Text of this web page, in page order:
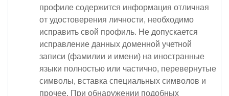
профиле содержится информация отличная
от удостоверения личности, необходимо
исправить свой профиль. Не допускается
исправление данных доменной учетной
записи (фамилии и имени) на иностранные
языки полностью или частично, перевернутые
символы, вставка специальных символов и
прочее. При обнаружении подобных